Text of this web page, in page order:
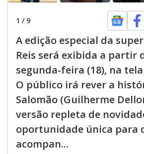
1 / 9
A edição especial da
Reis será exibida a partir
segunda-feira (18), na tela
O público irá rever a
Salomão (Guilherme
versão repleta de
oportunidade única para
acompan...